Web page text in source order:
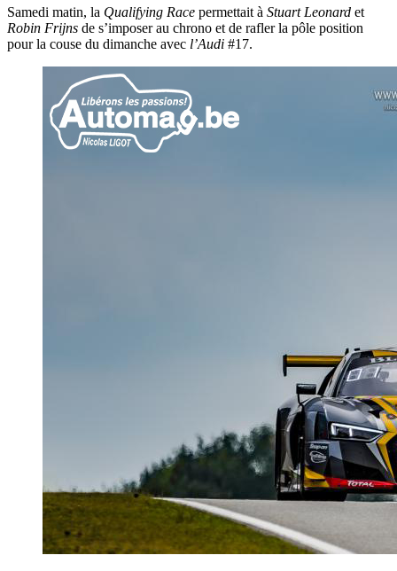
Samedi matin, la Qualifying Race permettait à Stuart Leonard et
Robin Frijns de s’imposer au chrono et de rafler la pôle position
pour la couse du dimanche avec l’Audi #17.